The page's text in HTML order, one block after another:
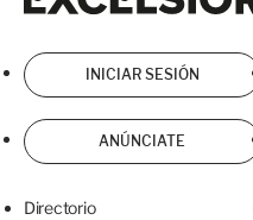
INICIAR SESIÓN
ANÚNCIATE
Directorio